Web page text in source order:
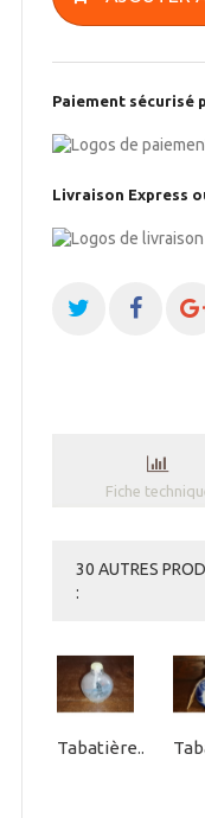
Paiement sécurisé
Livraison Express
Fiche
30 AUTRES
:
Tabatière...